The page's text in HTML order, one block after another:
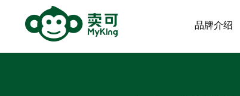
品牌介绍